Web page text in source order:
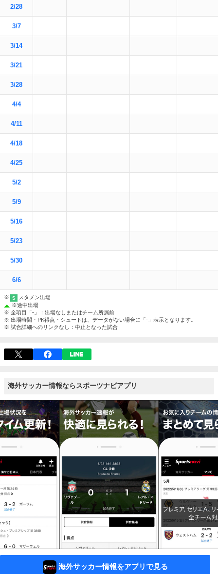
2/28
3/7
3/14
3/21
3/28
4/4
4/11
4/18
4/25
5/2
5/9
5/16
5/23
5/30
6/6
※ S
スタメン出場
※途中出場
※ 全項目「-」：出場なしまたはチーム所属前
※ 出場時間・PK得点・シュートは、データがない場合に「-」表示となります。
※ 試合詳細へのリンクなし：中止となった試合
海外サッカー情報ならスポーツナビアプリ
海外サッカー情報をアプリで見る